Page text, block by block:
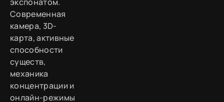
Современная
камера, 3D-
карта, активные
способности
существ,
механика
концентрации и
онлайн-режимы